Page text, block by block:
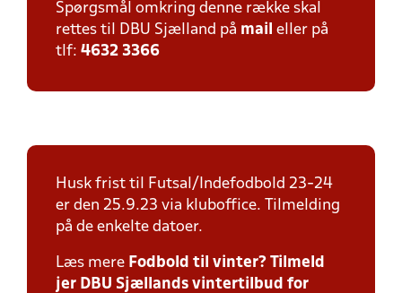
Spørgsmål omkring denne række skal
rettes til DBU Sjælland på mail eller på
tlf: 4632 3366
Husk frist til Futsal/Indefodbold 23-24
er den 25.9.23 via kluboffice. Tilmelding
på de enkelte datoer.
Læs mere Fodbold til vinter? Tilmeld
jer DBU Sjællands vintertilbud for